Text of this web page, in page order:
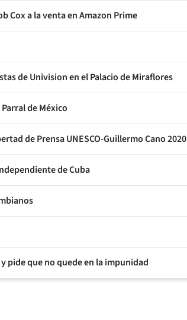
Cox a la venta en Amazon Prime
de Univision en el Palacio de Miraflores
de México
de Prensa UNESCO-Guillermo Cano 2020
de Cuba
pide que no quede en la impunidad